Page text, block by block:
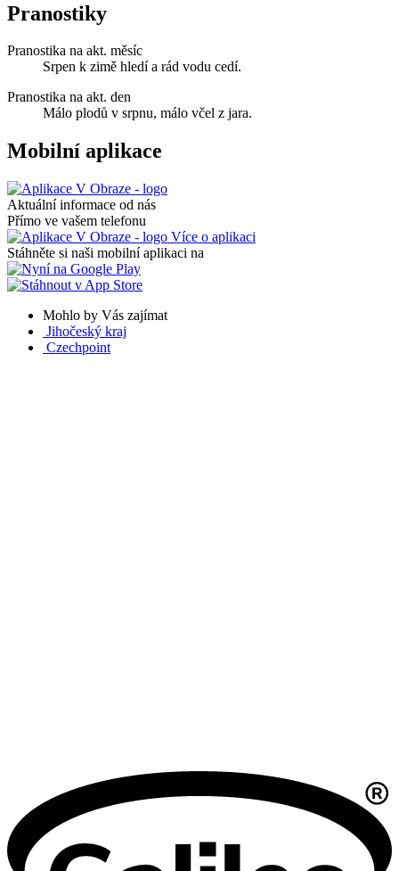
Pranostiky
Pranostika na akt. měsíc
Srpen k zimě hledí a rád vodu cedí.
Pranostika na akt. den
Málo plodů v srpnu, málo včel z jara.
Mobilní aplikace
Aktuální informace od nás
Přímo ve vašem telefonu
Více o aplikaci
Stáhněte si naši mobilní aplikaci na
Mohlo by Vás zajímat
Jihočeský kraj
Czechpoint